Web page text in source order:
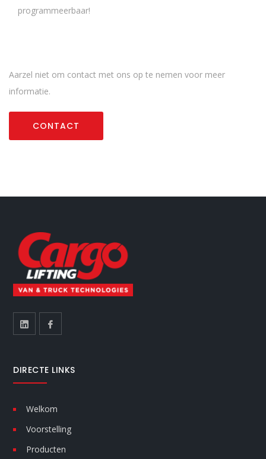
programmeerbaar!
Aarzel niet om contact met ons op te nemen voor meer
informatie.
CONTACT
DIRECTE LINKS
Welkom
Voorstelling
Producten